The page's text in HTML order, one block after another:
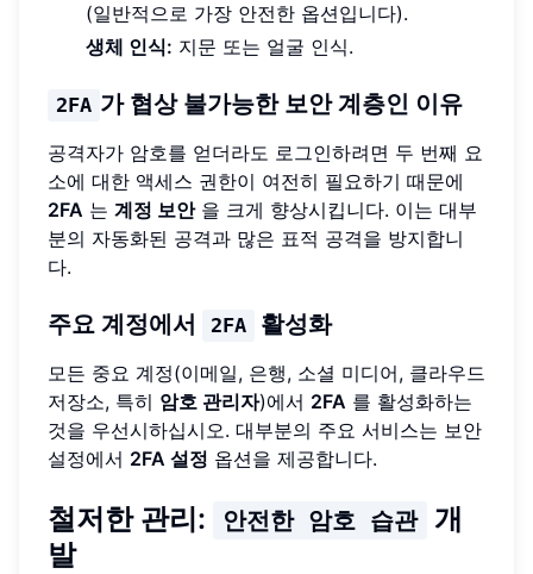
(일반적으로 가장 안전한 옵션입니다).
생체 인식: 지문 또는 얼굴 인식.
2FA 가 협상 불가능한 보안 계층인 이유
공격자가 암호를 얻더라도 로그인하려면 두 번째 요
소에 대한 액세스 권한이 여전히 필요하기 때문에
2FA 는 계정 보안을 크게 향상시킵니다. 이는 대부
분의 자동화된 공격과 많은 표적 공격을 방지합니
다.
주요 계정에서 2FA 활성화
모든 중요 계정(이메일, 은행, 소셜 미디어, 클라우드
저장소, 특히 암호 관리자)에서 2FA 를 활성화하는
것을 우선시하십시오. 대부분의 주요 서비스는 보안
설정에서 2FA 설정 옵션을 제공합니다.
철저한 관리: 안전한 암호 습관
개
발